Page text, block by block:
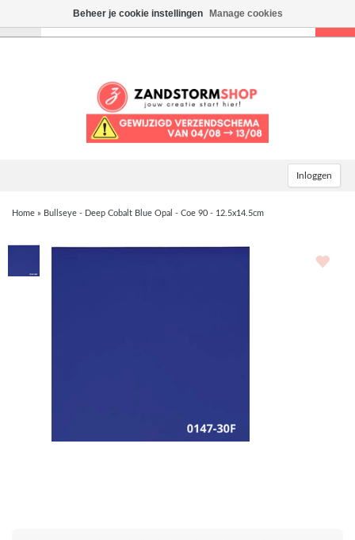
Inloggen
Home » Bullseye - Deep Cobalt Blue Opal - Coe 90 - 12.5x14.5cm
Beheer je cookie instellingen Manage cookies